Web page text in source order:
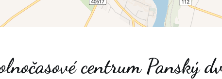
centrum Panský